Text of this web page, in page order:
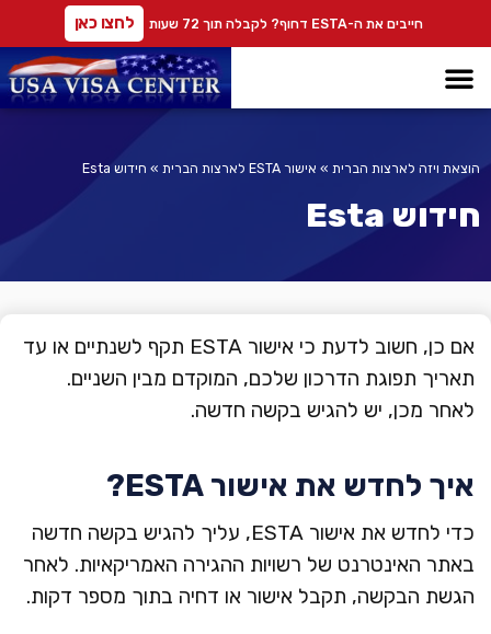
חייבים את ה-ESTA דחוף? לקבלה תוך 72 שעות לחצו כאן
הוצאת ויזה לארצות הברית » אישור ESTA לארצות הברית » חידוש Esta
חידוש Esta
אם כן, חשוב לדעת כי אישור ESTA תקף לשנתיים או עד
תאריך תפוגת הדרכון שלכם, המוקדם מבין השניים.
לאחר מכן, יש להגיש בקשה חדשה.
איך לחדש את אישור ESTA?
כדי לחדש את אישור ESTA, עליך להגיש בקשה חדשה
באתר האינטרנט של רשויות ההגירה האמריקאיות. לאחר
הגשת הבקשה, תקבל אישור או דחיה בתוך מספר דקות.